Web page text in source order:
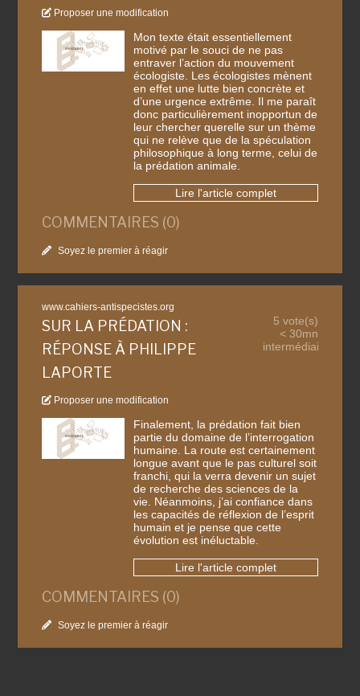
Proposer une modification
Mon texte était essentiellement
motivé par le souci de ne pas
entraver l’action du mouvement
écologiste. Les écologistes mènent
en effet une lutte bien concrète et
d’une urgence extrême. Il me paraît
donc particulièrement inopportun de
leur chercher querelle sur un thème
qui ne relève que de la spéculation
philosophique à long terme, celui de
la prédation animale.
Lire l'article complet
COMMENTAIRES (0)
Soyez le premier à réagir
www.cahiers-antispecistes.org
SUR LA PRÉDATION :
RÉPONSE À PHILIPPE
LAPORTE
Proposer une modification
5 vote(s)
< 30mn
intermédiaire
Finalement, la prédation fait bien
partie du domaine de l’interrogation
humaine. La route est certainement
longue avant que le pas culturel soit
franchi, qui la verra devenir un sujet
de recherche des sciences de la
vie. Néanmoins, j’ai confiance dans
les capacités de réflexion de l’esprit
humain et je pense que cette
évolution est inéluctable.
Lire l'article complet
COMMENTAIRES (0)
Soyez le premier à réagir